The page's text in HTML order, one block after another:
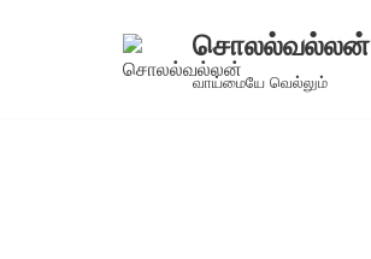
சொலல்வல்லன்
வாய்மையே வெல்லும்